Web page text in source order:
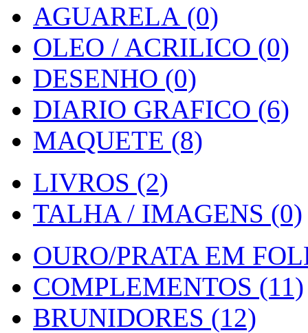
AGUARELA (0)
OLEO / ACRILICO (0)
DESENHO (0)
DIARIO GRAFICO (6)
MAQUETE (8)
LIVROS (2)
TALHA / IMAGENS (0)
OURO/PRATA EM
COMPLEMENTOS (11)
BRUNIDORES (12)